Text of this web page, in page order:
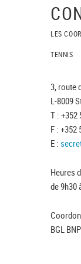
LES
TENNIS
3, route
L-8009
T : +352
F : +352
E :
Heures
de 9h30
BGL